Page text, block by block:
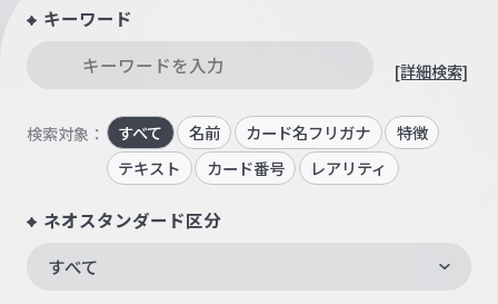
キーワード
[詳細検索]
検索対象： すべて 名前 カード名フリガナ
特徴
テキスト
カード番号 レアリティ
ネオスタンダード区分
すべて